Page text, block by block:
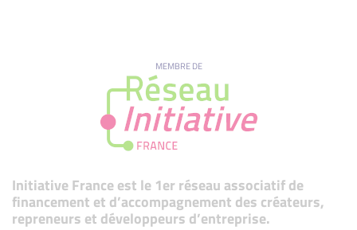
MEMBRE DE
Initiative France est le 1er réseau associatif de
financement et d’accompagnement des créateurs,
repreneurs et développeurs d’entreprise.